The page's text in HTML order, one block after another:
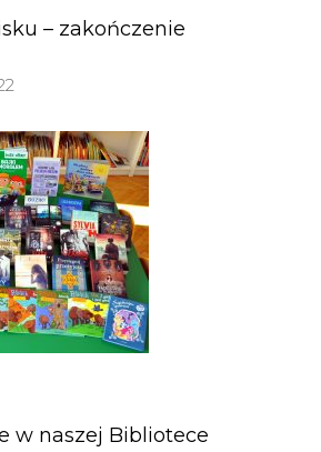
– zakończenie
w naszej Bibliotece